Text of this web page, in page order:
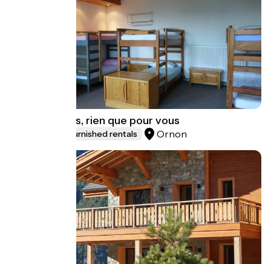
Gite le Schuss, rien que pour vous
Lodgings and furnished rentals Ornon